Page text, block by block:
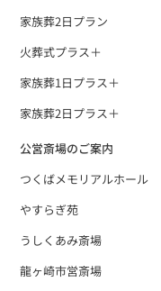
家族葬2日プラン
火葬式プラス＋
家族葬1日プラス＋
家族葬2日プラス＋
公営斎場のご案内
つくばメモリアルホール
やすらぎ苑
うしくあみ斎場
龍ヶ崎市営斎場